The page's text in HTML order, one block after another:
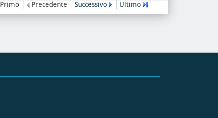
Primo Precedente Successivo Ultimo